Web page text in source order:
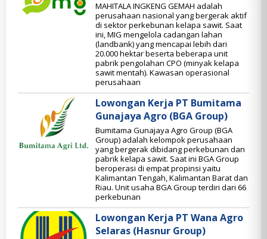
MAHITALA INGKENG GEMAH adalah
perusahaan nasional yang bergerak aktif
di sektor perkebunan kelapa sawit. Saat
ini, MIG mengelola cadangan lahan
(landbank) yang mencapai lebih dari
20.000 hektar beserta beberapa unit
pabrik pengolahan CPO (minyak kelapa
sawit mentah). Kawasan operasional
perusahaan
Lowongan Kerja PT Bumitama
Gunajaya Agro (BGA Group)
Bumitama Gunajaya Agro Group (BGA
Group) adalah kelompok perusahaan
yang bergerak dibidang perkebunan dan
pabrik kelapa sawit. Saat ini BGA Group
beroperasi di empat propinsi yaitu
Kalimantan Tengah, Kalimantan Barat dan
Riau. Unit usaha BGA Group terdiri dari 66
perkebunan
Lowongan Kerja PT Wana Agro
Selaras (Hasnur Group)